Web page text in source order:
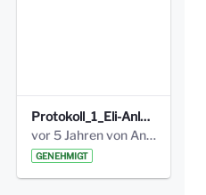
Protokoll_1_Eli-Anlage_final.pdf
vor 5 Jahren von Anni Schlumberger
GENEHMIGT